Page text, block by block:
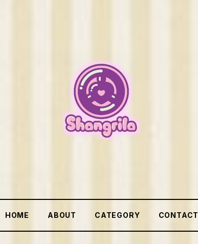
HOME ABOUT CATEGORY CONTACT